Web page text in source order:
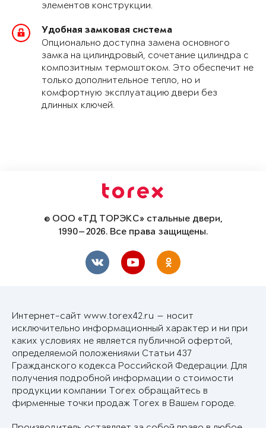
элементов конструкции.
Удобная замковая система
Опционально доступна замена основного
замка на цилиндровый, сочетание цилиндра с
композитным термоштоком. Это обеспечит не
только дополнительное тепло, но и
комфортную эксплуатацию двери без
длинных ключей.
© ООО «ТД ТОРЭКС» стальные двери,
1990—2026. Все права защищены.
Интернет-сайт www.torex42.ru — носит
исключительно информационный характер и ни при
каких условиях не является публичной офертой,
определяемой положениями Статьи 437
Гражданского кодекса Российской Федерации. Для
получения подробной информации о стоимости
продукции компании Torex обращайтесь в
фирменные точки продаж Torex в Вашем городе.